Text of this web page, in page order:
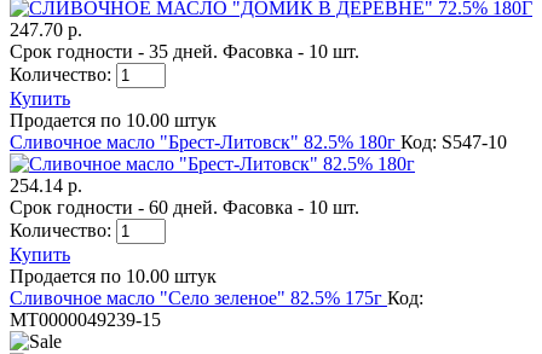
247.70 р.
Срок годности - 35 дней. Фасовка - 10 шт.
Количество:
Купить
Продается по 10.00 штук
Сливочное масло "Брест-Литовск" 82.5% 180г Код: S547-10
254.14 р.
Срок годности - 60 дней. Фасовка - 10 шт.
Количество:
Купить
Продается по 10.00 штук
Сливочное масло "Село зеленое" 82.5% 175г Код:
MT0000049239-15